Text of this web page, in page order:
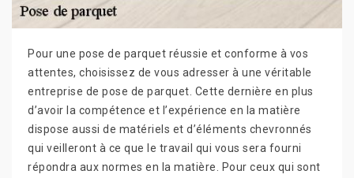
Pour une pose de parquet réussie et conforme à vos
attentes, choisissez de vous adresser à une véritable
entreprise de pose de parquet. Cette dernière en plus
d’avoir la compétence et l’expérience en la matière
dispose aussi de matériels et d’éléments chevronnés
qui veilleront à ce que le travail qui vous sera fourni
répondra aux normes en la matière. Pour ceux qui sont